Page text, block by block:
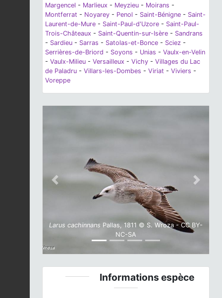
Margencel - Marlieux - Meyzieu - Moirans -
Montferrat - Noyarey - Penol - Saint-Bénigne - Saint-
Laurent-de-Mure - Saint-Paul-d'Uzore - Saint-Paul-
Trois-Châteaux - Saint-Quentin-sur-Isère - Sandrans
- Sardieu - Sarras - Satolas-et-Bonce - Sciez -
Serrières-de-Briord - Soyons - Unias - Vaulx-en-Velin
- Vaulx-Milieu - Versailleux - Vichy - Villages du Lac
de Paladru - Villars-les-Dombes - Viriat - Viviers -
Voreppe
Larus cachinnans Pallas, 1811 © S. Wroza - CC BY-
NC-SA
Previous Next
Informations espèce